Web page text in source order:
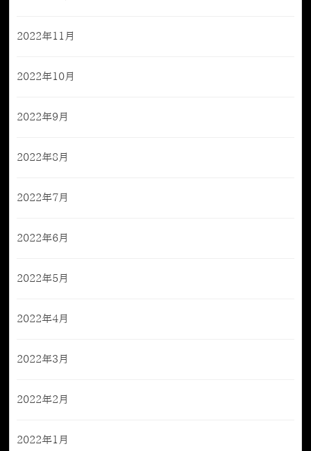
2022年11月
2022年10月
2022年9月
2022年8月
2022年7月
2022年6月
2022年5月
2022年4月
2022年3月
2022年2月
2022年1月